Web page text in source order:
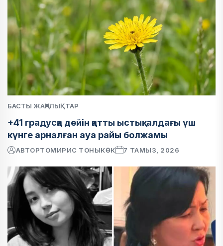
БАСТЫ ЖАҢАЛЫҚТАР
+41 градусқа дейін қатты ыстық: алдағы үш
күнге арналған ауа райы болжамы
АВТОРТОМИРИС ТОНЫКӨК 7 ТАМЫЗ, 2026